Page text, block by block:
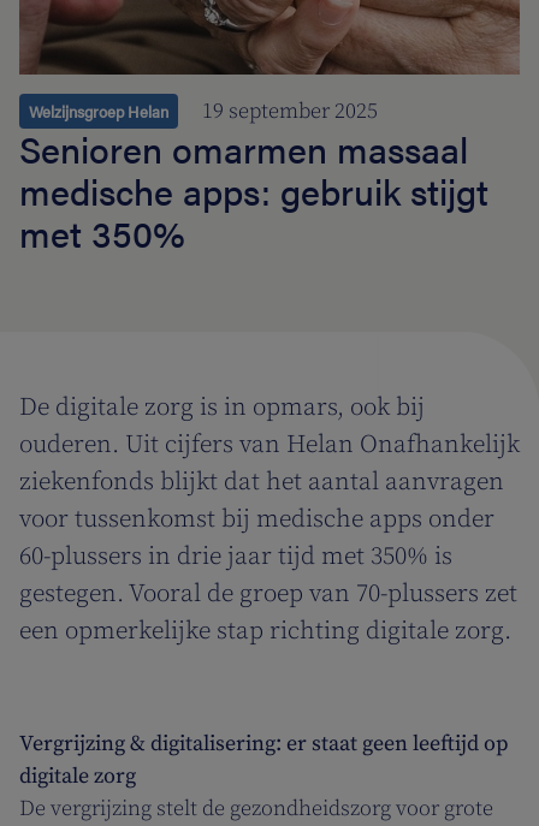
Welzijnsgroep Helan 19 september 2025
Senioren omarmen massaal
medische apps: gebruik stijgt
met 350%
De digitale zorg is in opmars, ook bij
ouderen. Uit cijfers van Helan Onafhankelijk
ziekenfonds blijkt dat het aantal aanvragen
voor tussenkomst bij medische apps onder
60-plussers in drie jaar tijd met 350% is
gestegen. Vooral de groep van 70-plussers zet
een opmerkelijke stap richting digitale zorg.
Vergrijzing & digitalisering: er staat geen leeftijd op
digitale zorg
De vergrijzing stelt de gezondheidszorg voor grote